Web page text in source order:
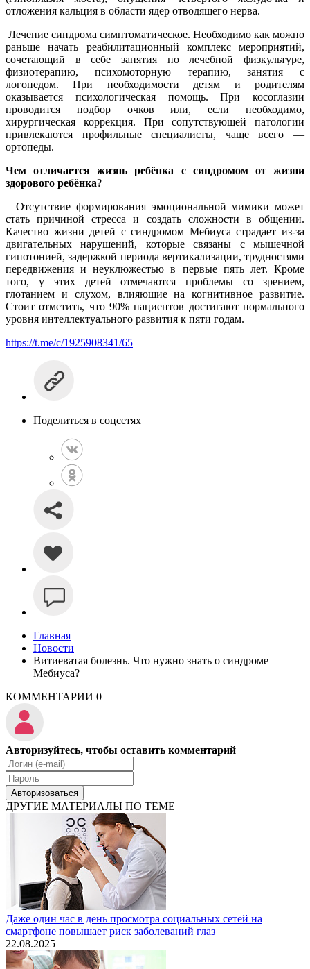
отложения кальция в области ядер отводящего нерва.
Лечение синдрома симптоматическое. Необходимо как можно
раньше начать реабилитационный комплекс мероприятий,
сочетающий в себе занятия по лечебной физкультуре,
физиотерапию, психомоторную терапию, занятия с
логопедом. При необходимости детям и родителям
оказывается психологическая помощь. При косоглазии
проводится подбор очков или, если необходимо,
хирургическая коррекция. При сопутствующей патологии
привлекаются профильные специалисты, чаще всего —
ортопеды.
Чем отличается жизнь ребёнка с синдромом от жизни
здорового ребёнка?
Отсутствие формирования эмоциональной мимики может
стать причиной стресса и создать сложности в общении.
Качество жизни детей с синдромом Мебиуса страдает из-за
двигательных нарушений, которые связаны с мышечной
гипотонией, задержкой периода вертикализации, трудностями
передвижения и неуклюжестью в первые пять лет. Кроме
того, у этих детей отмечаются проблемы со зрением,
глотанием и слухом, влияющие на когнитивное развитие.
Стоит отметить, что 90% пациентов достигают нормального
уровня интеллектуального развития к пяти годам.
https://t.me/c/1925908341/65
Поделиться в соцсетях
Главная
Новости
Витиеватая болезнь. Что нужно знать о синдроме
Мебиуса?
КОММЕНТАРИИ 0
Авторизуйтесь, чтобы оставить комментарий
Авторизоваться
ДРУГИЕ МАТЕРИАЛЫ ПО ТЕМЕ
Даже один час в день просмотра социальных сетей на
смартфоне повышает риск заболеваний глаз
22.08.2025